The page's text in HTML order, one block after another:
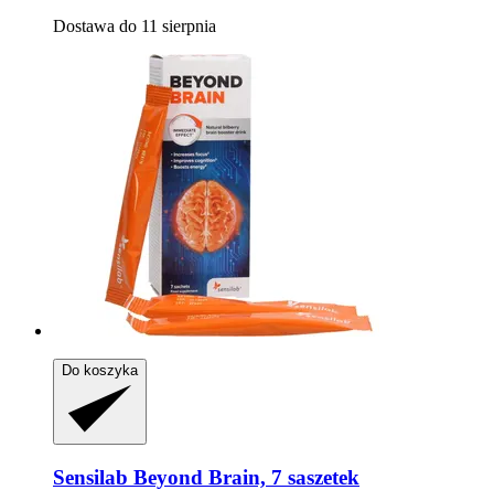
Dostawa do 11 sierpnia
Do koszyka
Sensilab Beyond Brain, 7 saszetek